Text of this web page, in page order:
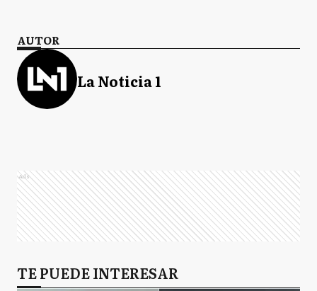
AUTOR
La Noticia 1
Ads
TE PUEDE INTERESAR